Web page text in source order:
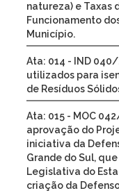
natureza) e Taxas
Funcionamento
Município.
Ata: 014 - IND
utilizados para
de Resíduos
Ata: 015 - MOC
aprovação do
iniciativa da
Grande do Sul,
Legislativa do
criação da